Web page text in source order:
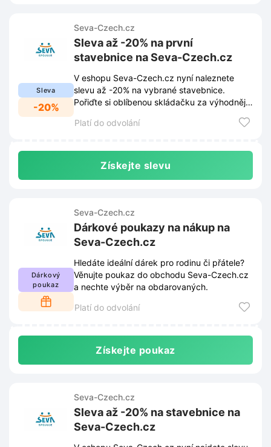
Sleva
-20%
Seva-Czech.cz
Sleva až -20% na první
stavebnice na Seva-Czech.cz
V eshopu Seva-Czech.cz nyní naleznete
slevu až -20% na vybrané stavebnice.
Pořiďte si oblíbenou skládačku za výhodnější
Platí do odvolání
Získejte slevu
Dárkový
poukaz
Seva-Czech.cz
Dárkové poukazy na nákup na
Seva-Czech.cz
Hledáte ideální dárek pro rodinu či přátele?
Věnujte poukaz do obchodu Seva-Czech.cz
a nechte výběr na obdarovaných.
Platí do odvolání
Získejte poukaz
Seva-Czech.cz
Sleva až -20% na stavebnice na
Seva-Czech.cz